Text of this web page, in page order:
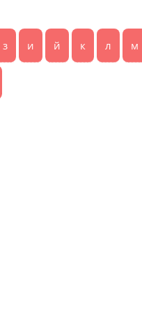
з и й к л м